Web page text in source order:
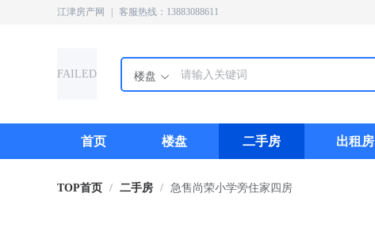
江津房产网 客服热线：13883088611
FAILED 楼盘
首页 楼盘 二手房 出租房
TOP首页 / 二手房 / 急售尚荣小学旁住家四房